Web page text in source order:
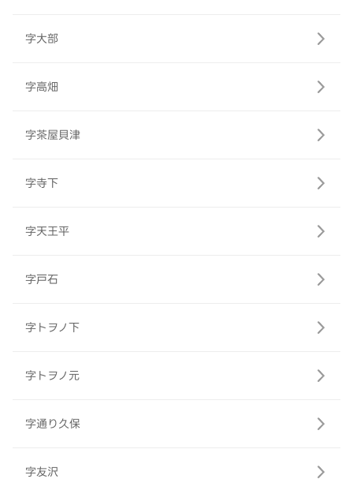
字大部
字高畑
字茶屋貝津
字寺下
字天王平
字戸石
字トヲノ下
字トヲノ元
字通り久保
字友沢